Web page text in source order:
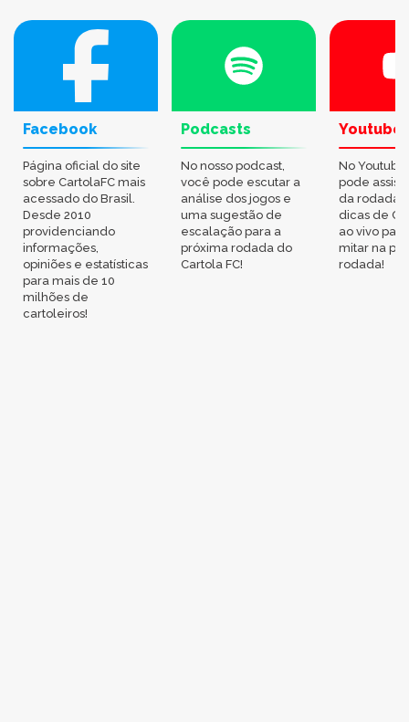
Facebook
Página oficial do site
sobre CartolaFC mais
acessado do Brasil.
Desde 2010
providenciando
informações,
opiniões e estatísticas
para mais de 10
milhões de
cartoleiros!
Podcasts
No nosso podcast,
você pode escutar a
análise dos jogos e
uma sugestão de
escalação para a
próxima rodada do
Cartola FC!
Youtube
No
pode
da rodada,
dicas de
ao vivo
mitar na
rodada!